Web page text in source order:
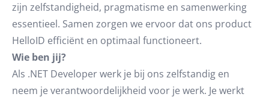
zijn zelfstandigheid, pragmatisme en samenwerking
essentieel. Samen zorgen we ervoor dat ons product
HelloID efficiënt en optimaal functioneert.
Wie ben jij?
Als .NET Developer werk je bij ons zelfstandig en
neem je verantwoordelijkheid voor je werk. Je werkt